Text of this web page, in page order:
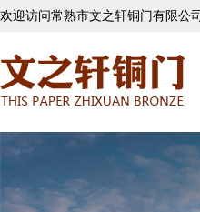
欢迎访问常熟市文之轩铜门有限公